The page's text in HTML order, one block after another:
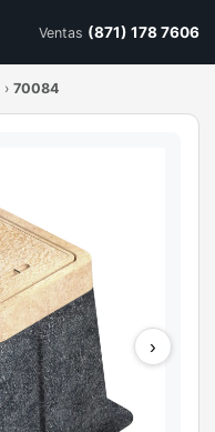
Ventas (871) 178 7606
› 70084
›